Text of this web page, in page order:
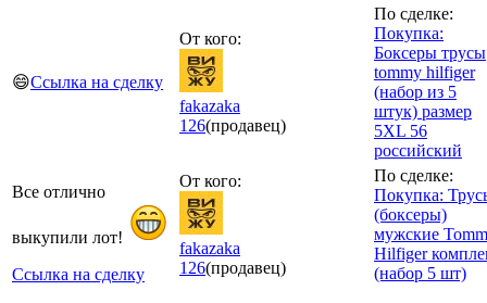
😄Ссылка на сделку
От кого:
fakazaka
126(продавец)
По сделке:
Покупка:
Боксеры трусы
tommy hilfiger
(набор из 5
штук) размер
5XL 56
российский
Все отлично
выкупили лот!
Ссылка на сделку
От кого:
fakazaka
126(продавец)
По сделке:
Покупка:
(боксеры)
мужские
Hilfiger
(набор 5 шт)